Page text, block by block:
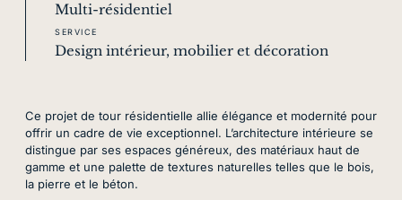
Multi-résidentiel
SERVICE
Design intérieur, mobilier et décoration
Ce projet de tour résidentielle allie élégance et modernité pour
offrir un cadre de vie exceptionnel. L’architecture intérieure se
distingue par ses espaces généreux, des matériaux haut de
gamme et une palette de textures naturelles telles que le bois,
la pierre et le béton.